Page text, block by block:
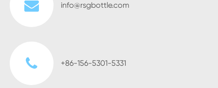
info@rsgbottle.com
+86-156-5301-5331